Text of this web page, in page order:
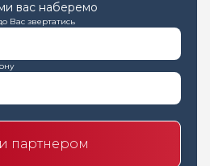
вас наберемо
Вас звертатись
партнером